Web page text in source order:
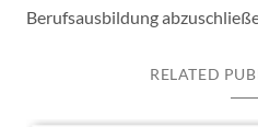
Berufsausbildung
RELATED